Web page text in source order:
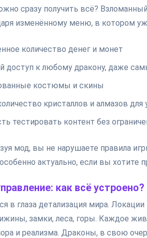
сразу получить всё?
изменённому меню, в котором
количество денег и монет
доступ к любому дракону, даже
костюмы и скины
кристаллов и алмазов для
тестировать контент без
мод, вы не нарушаете правила
актуально, если вы хотите
как всё устроено?
в глаза детализация мира.
замки, леса, горы. Каждое
и реализма. Драконы, в свою